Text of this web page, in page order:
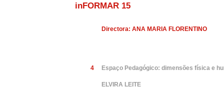
inFORMAR 15
Directora: ANA MARIA FLORENTINO
4 Espaço Pedagógico: dimensões física e
ELVIRA LEITE